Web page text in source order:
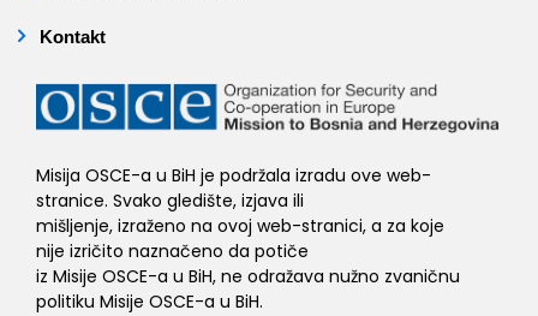
Kontakt
Misija OSCE-a u BiH je podržala izradu ove web-
stranice. Svako gledište, izjava ili
mišljenje, izraženo na ovoj web-stranici, a za koje
nije izričito naznačeno da potiče
iz Misije OSCE-a u BiH, ne odražava nužno zvaničnu
politiku Misije OSCE-a u BiH.